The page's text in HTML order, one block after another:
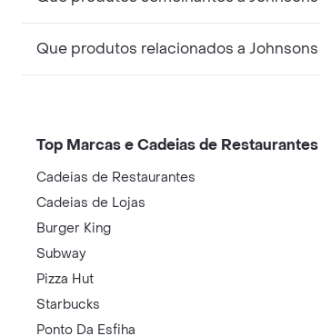
Top Marcas e Cadeias de Restaurantes
Cadeias de Restaurantes
Cadeias de Lojas
Burger King
Subway
Pizza Hut
Starbucks
Ponto Da Esfiha